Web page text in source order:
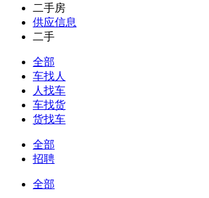
二手房
供应信息
二手
全部
车找人
人找车
车找货
货找车
全部
招聘
全部